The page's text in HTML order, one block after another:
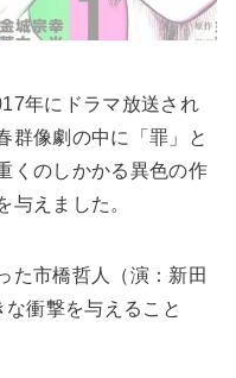
年にドラマ放送され
群像劇の中に「罪」と
くのしかかる異色の作
与えました。
た市橋哲人（演：新田
な衝撃を与えること